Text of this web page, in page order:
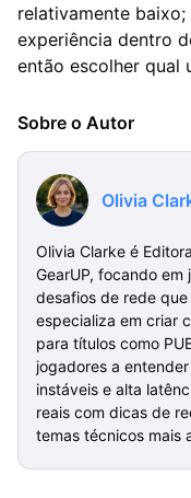
relativamente
experiência dentro
então escolher qual
Sobre o Autor
Olivia
Olivia Clarke é
GearUP, focando
desafios de rede
especializa em criar
para títulos como
jogadores a
instáveis e alta
reais com dicas de
temas técnicos mais